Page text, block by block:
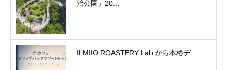
治公園」20...
ILMIIO ROASTERY Lab.から本格デ...